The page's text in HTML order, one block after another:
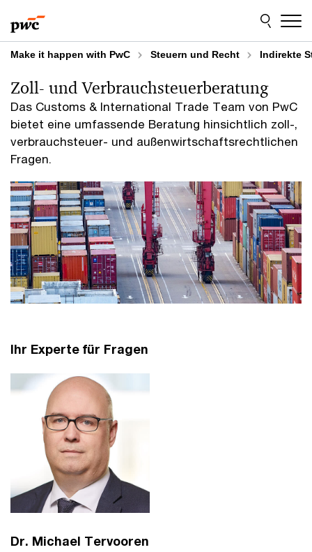
to
content
to
footer
Make it happen with PwC Steuern und Recht Indirekte
Das Customs & International Trade Team von PwC
bietet eine umfassende Beratung hinsichtlich zoll-,
verbrauchsteuer- und außenwirtschaftsrechtlichen
Fragen.
Zoll- und Verbrauchsteuerberatung
Ihr Experte für Fragen
Dr. Michael Tervooren